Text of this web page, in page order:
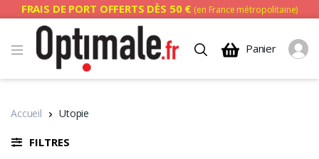
FRAIS DE PORT OFFERTS DÈS 50 € (en France métropolitaine)
Panier
Accueil Utopie
FILTRES